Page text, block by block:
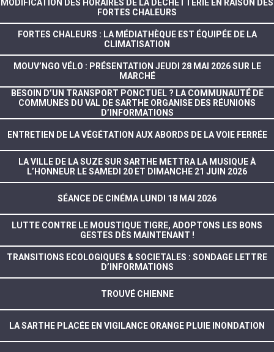
MODIFICATION DES HORAIRES DE LA DÉCHETTERIE EN RAISON DES
FORTES CHALEURS
FORTES CHALEURS : LA MÉDIATHÈQUE EST ÉQUIPÉE DE LA
CLIMATISATION
MOUV’NGO VÉLO : PRÉSENTATION JEUDI 28 MAI 2026 SUR LE
MARCHÉ
BESOIN D’UN TRANSPORT PONCTUEL ? LA COMMUNAUTÉ DE
COMMUNES DU VAL DE SARTHE ORGANISE DES RÉUNIONS
D’INFORMATIONS
ENTRETIEN DE LA VÉGÉTATION AUX ABORDS DE LA VOIE FERRÉE
LA VILLE DE LA SUZE SUR SARTHE METTRA LA MUSIQUE À
L’HONNEUR LE SAMEDI 20 ET DIMANCHE 21 JUIN 2026
SÉANCE DE CINÉMA LUNDI 18 MAI 2026
LUTTE CONTRE LE MOUSTIQUE TIGRE, ADOPTONS LES BONS
GESTES DÈS MAINTENANT !
TRANSITIONS ECOLOGIQUES & SOCIETALES : SONDAGE LETTRE
D’INFORMATIONS
TROUVÉ CHIENNE
LA SARTHE PLACÉE EN VIGILANCE ORANGE PLUIE INONDATION